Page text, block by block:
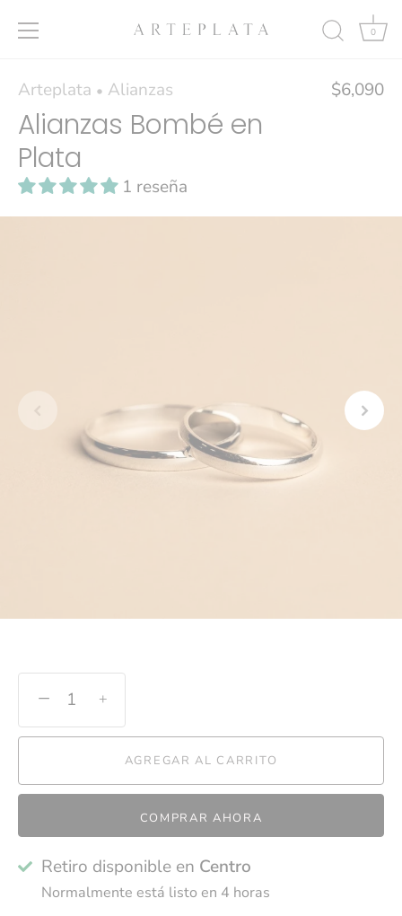
contenido
0
Arteplata • Alianzas $6,090
Alianzas Bombé en
Plata
1 reseña
− +
AGREGAR AL CARRITO
COMPRAR AHORA
Retiro disponible en Centro
Normalmente está listo en 4 horas